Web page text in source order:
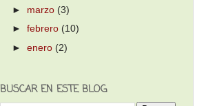
► marzo (3)
► febrero (10)
► enero (2)
BUSCAR EN ESTE BLOG